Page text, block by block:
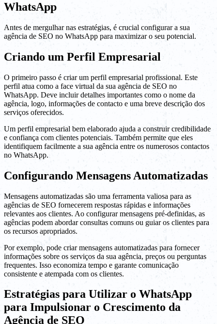
WhatsApp
Antes de mergulhar nas estratégias, é crucial configurar a sua
agência de SEO no WhatsApp para maximizar o seu potencial.
Criando um Perfil Empresarial
O primeiro passo é criar um perfil empresarial profissional. Este
perfil atua como a face virtual da sua agência de SEO no
WhatsApp. Deve incluir detalhes importantes como o nome da
agência, logo, informações de contacto e uma breve descrição dos
serviços oferecidos.
Um perfil empresarial bem elaborado ajuda a construir credibilidade
e confiança com clientes potenciais. Também permite que eles
identifiquem facilmente a sua agência entre os numerosos contactos
no WhatsApp.
Configurando Mensagens Automatizadas
Mensagens automatizadas são uma ferramenta valiosa para as
agências de SEO fornecerem respostas rápidas e informações
relevantes aos clientes. Ao configurar mensagens pré-definidas, as
agências podem abordar consultas comuns ou guiar os clientes para
os recursos apropriados.
Por exemplo, pode criar mensagens automatizadas para fornecer
informações sobre os serviços da sua agência, preços ou perguntas
frequentes. Isso economiza tempo e garante comunicação
consistente e atempada com os clientes.
Estratégias para Utilizar o WhatsApp
para Impulsionar o Crescimento da
Agência de SEO